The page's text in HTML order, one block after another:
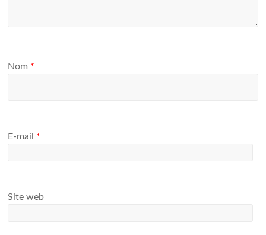
Nom *
E-mail *
Site web